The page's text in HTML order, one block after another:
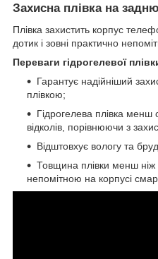
Захисна плівка на
Плівка захистить корпус
дотик і зовні практично
Переваги гідрогелевої
Гарантує надійніший
плівкою;
Гідрогелева плівка менш
відколів, порівнюючи з
Відштовхує вологу та
Товщина плівки менш ніж
непомітною на корпусі